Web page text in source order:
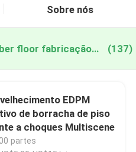
Sobre nós
anti aging sports rubber floor fabricação online (137)
EDPM
de borracha de piso
a choques Multiscene
partes